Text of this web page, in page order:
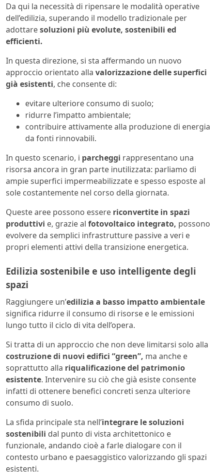
Da qui la necessità di ripensare le modalità operative
dell’edilizia, superando il modello tradizionale per
adottaresoluzioni più evolute, sostenibili ed
efficienti.
In questa direzione, si sta affermando un nuovo
approccio orientato alla valorizzazione delle superfici
già esistenti, che consente di:
evitare ulteriore consumo di suolo;
ridurre l’impatto ambientale;
contribuire attivamente alla produzione di energia
da fonti rinnovabili.
In questo scenario, i parcheggi rappresentano una
risorsa ancora in gran parte inutilizzata: parliamo di
ampie superfici impermeabilizzate e spesso esposte al
sole costantemente nel corso della giornata.
Queste aree possono essere riconvertite in spazi
produttivi e, grazie al fotovoltaico integrato, possono
evolvere da semplici infrastrutture passive a veri e
propri elementi attivi della transizione energetica.
Edilizia sostenibile e uso intelligente degli
spazi
Raggiungere un’edilizia a basso impatto ambientale
significa ridurre il consumo di risorse e le emissioni
lungo tutto il ciclo di vita dell’opera.
Si tratta di un approccio che non deve limitarsi solo alla
costruzione di nuovi edifici “green”, ma anche e
soprattutto alla riqualificazione del patrimonio
esistente. Intervenire su ciò che già esiste consente
infatti di ottenere benefici concreti senza ulteriore
consumo di suolo.
La sfida principale sta nell’integrare le soluzioni
sostenibili dal punto di vista architettonico e
funzionale, andando cioè a farle dialogare con il
contesto urbano e paesaggistico valorizzando gli spazi
esistenti.